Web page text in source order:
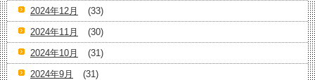
2024年12月
(33)
2024年11月
(30)
2024年10月
(31)
2024年9月
(31)